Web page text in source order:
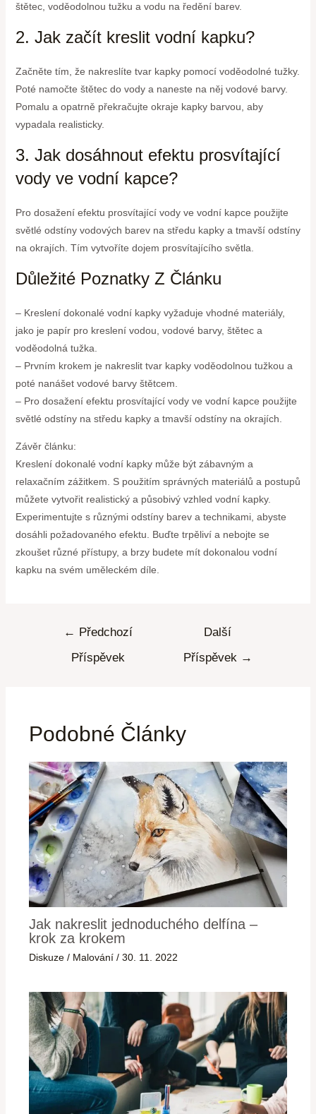
štětec, voděodolnou tužku a vodu na ředění barev.
2. Jak začít kreslit vodní kapku?
Začněte tím, že nakreslíte tvar kapky pomocí voděodolné tužky.
Poté namočte štětec do vody a naneste na něj vodové barvy.
Pomalu a opatrně překračujte okraje kapky barvou, aby
vypadala realisticky.
3. Jak dosáhnout efektu prosvítající
vody ve vodní kapce?
Pro dosažení efektu prosvítající vody ve vodní kapce použijte
světlé odstíny vodových barev na středu kapky a tmavší odstíny
na okrajích. Tím vytvoříte dojem prosvítajícího světla.
Důležité Poznatky Z Článku
– Kreslení dokonalé vodní kapky vyžaduje vhodné materiály,
jako je papír pro kreslení vodou, vodové barvy, štětec a
voděodolná tužka.
– Prvním krokem je nakreslit tvar kapky voděodolnou tužkou a
poté nanášet vodové barvy štětcem.
– Pro dosažení efektu prosvítající vody ve vodní kapce použijte
světlé odstíny na středu kapky a tmavší odstíny na okrajích.
Závěr článku:
Kreslení dokonalé vodní kapky může být zábavným a
relaxačním zážitkem. S použitím správných materiálů a postupů
můžete vytvořit realistický a působivý vzhled vodní kapky.
Experimentujte s různými odstíny barev a technikami, abyste
dosáhli požadovaného efektu. Buďte trpěliví a nebojte se
zkoušet různé přístupy, a brzy budete mít dokonalou vodní
kapku na svém uměleckém díle.
← Předchozí
Příspěvek
Další
Příspěvek →
Podobné Články
Jak nakreslit jednoduchého delfína –
krok za krokem
Diskuze / Malování /30. 11. 2022